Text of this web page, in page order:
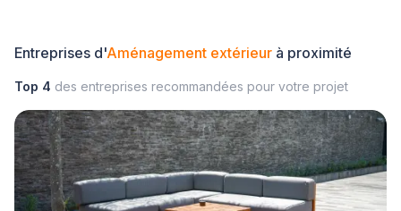
Entreprises d'Aménagement extérieur à proximité
Top 4 des entreprises recommandées pour votre projet